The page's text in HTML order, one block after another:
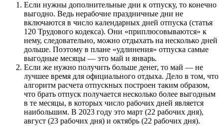
Если нужны дополнительные дни к отпуску, то конечно
выгодно. Ведь нерабочие праздничные дни не
включаются в число календарных дней отпуска (статья
120 Трудового кодекса). Они «приплюсовываются» к
нему, следовательно, можно отдыхать на несколько дней
дольше. Поэтому в плане «удлинения» отпуска самые
выгодные месяцы — это май и январь.
Если же нужно получить больше денег, то май — не
лучшее время для официального отдыха. Дело в том, что
алгоритм расчета отпускных построен таким образом,
что брать отпуск получается несколько более выгодным
в те месяцы, в которых число рабочих дней является
наибольшим. В 2023 году это март (22 рабочих дня),
август (23 рабочих дня) и октябрь (22 рабочих дня).